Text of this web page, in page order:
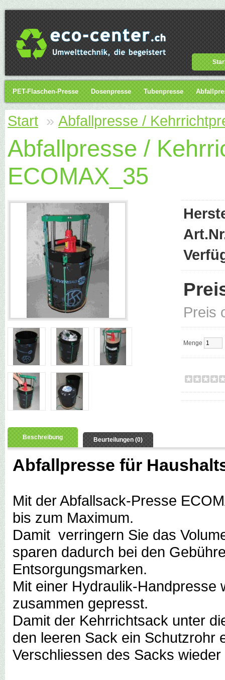
PET-Flaschen-Presse Dosenpresse Tubenpresse
Start » Abfallpresse /
Abfallpresse /
ECOMAX_35
Preis
Menge
Beschreibung Beurteilungen (0)
Abfallpresse für
Mit der Abfallsack-Presse
bis zum Maximum.
Damit verringern Sie das
sparen dadurch bei den
Entsorgungsmarken.
Mit einer Hydraulik-Handpresse
zusammen gepresst.
Damit der Kehrrichtsack unter
den leeren Sack ein Schutzrohr
Verschliessen des Sacks